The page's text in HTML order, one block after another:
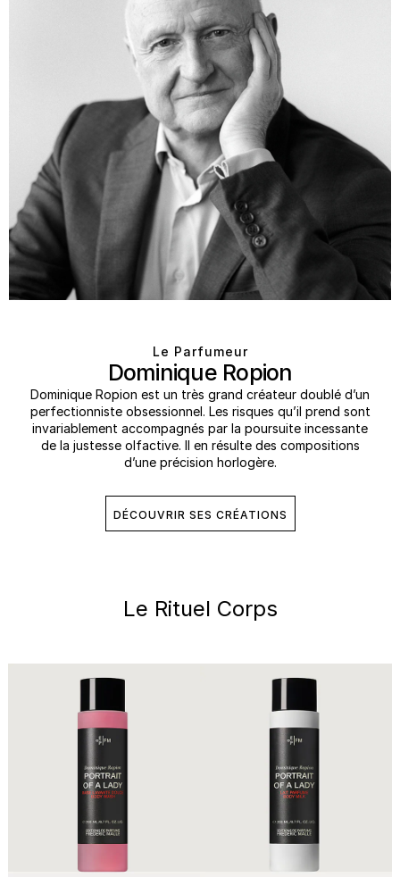
Le Parfumeur
Dominique Ropion
Dominique Ropion est un très grand créateur doublé d’un
perfectionniste obsessionnel. Les risques qu’il prend sont
invariablement accompagnés par la poursuite incessante
de la justesse olfactive. Il en résulte des compositions
d’une précision horlogère.
DÉCOUVRIR SES CRÉATIONS
Le Rituel Corps